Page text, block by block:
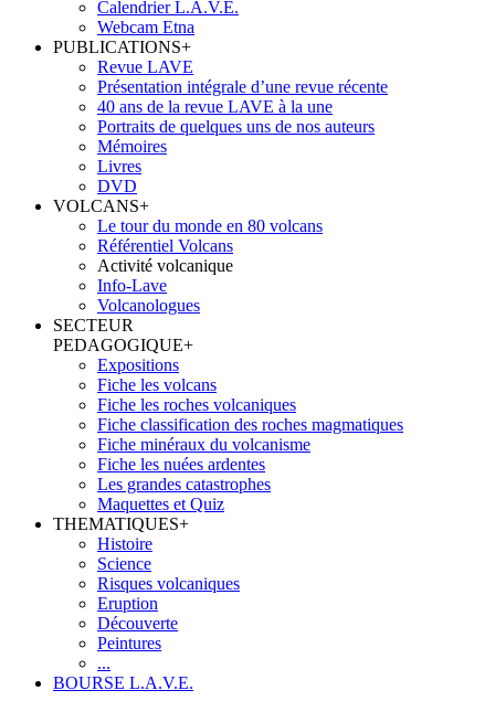
Calendrier L.A.V.E.
Webcam Etna
PUBLICATIONS+
Revue LAVE
Présentation intégrale d’une revue récente
40 ans de la revue LAVE à la une
Portraits de quelques uns de nos auteurs
Mémoires
Livres
DVD
VOLCANS+
Le tour du monde en 80 volcans
Référentiel Volcans
Activité volcanique
Info-Lave
Volcanologues
SECTEUR
PEDAGOGIQUE+
Expositions
Fiche les volcans
Fiche les roches volcaniques
Fiche classification des roches magmatiques
Fiche minéraux du volcanisme
Fiche les nuées ardentes
Les grandes catastrophes
Maquettes et Quiz
THEMATIQUES+
Histoire
Science
Risques volcaniques
Eruption
Découverte
Peintures
...
BOURSE L.A.V.E.